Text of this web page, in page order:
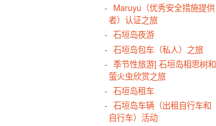
Maruyu（优秀安全措施提供
者）认证之旅
石垣岛夜游
石垣岛包车（私人）之旅
季节性旅游] 石垣岛相思树和
萤火虫欣赏之旅
石垣岛租车
石垣岛车辆（出租自行车和
自行车）活动